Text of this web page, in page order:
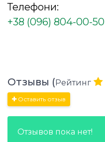
Телефони:
+38 (096) 804-00-50
Отзывы (Рейтинг
Оставить отзыв
Отзывов пока нет!